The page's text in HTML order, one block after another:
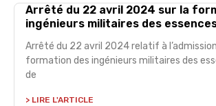
Arrêté du 22 avril 2024 sur la
ingénieurs militaires des
Arrêté du 22 avril 2024 relatif à
formation des ingénieurs militaires des
de
> LIRE L'ARTICLE